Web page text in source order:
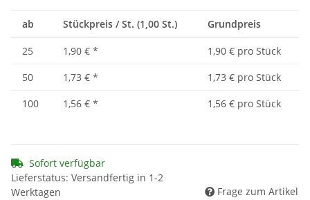
ab Stückpreis / St. (1,00 St.) Grundpreis
25 1,90 € *
1,90 € pro Stück
50
1,73 € *
1,73 € pro Stück
100
1,56 € * 1,56 € pro Stück
Sofort verfügbar
Lieferstatus: Versandfertig in 1-2
Werktagen
Frage zum Artikel